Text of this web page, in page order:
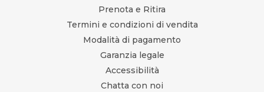
Prenota e Ritira
Termini e condizioni di vendita
Modalità di pagamento
Garanzia legale
Accessibilità
Chatta con noi